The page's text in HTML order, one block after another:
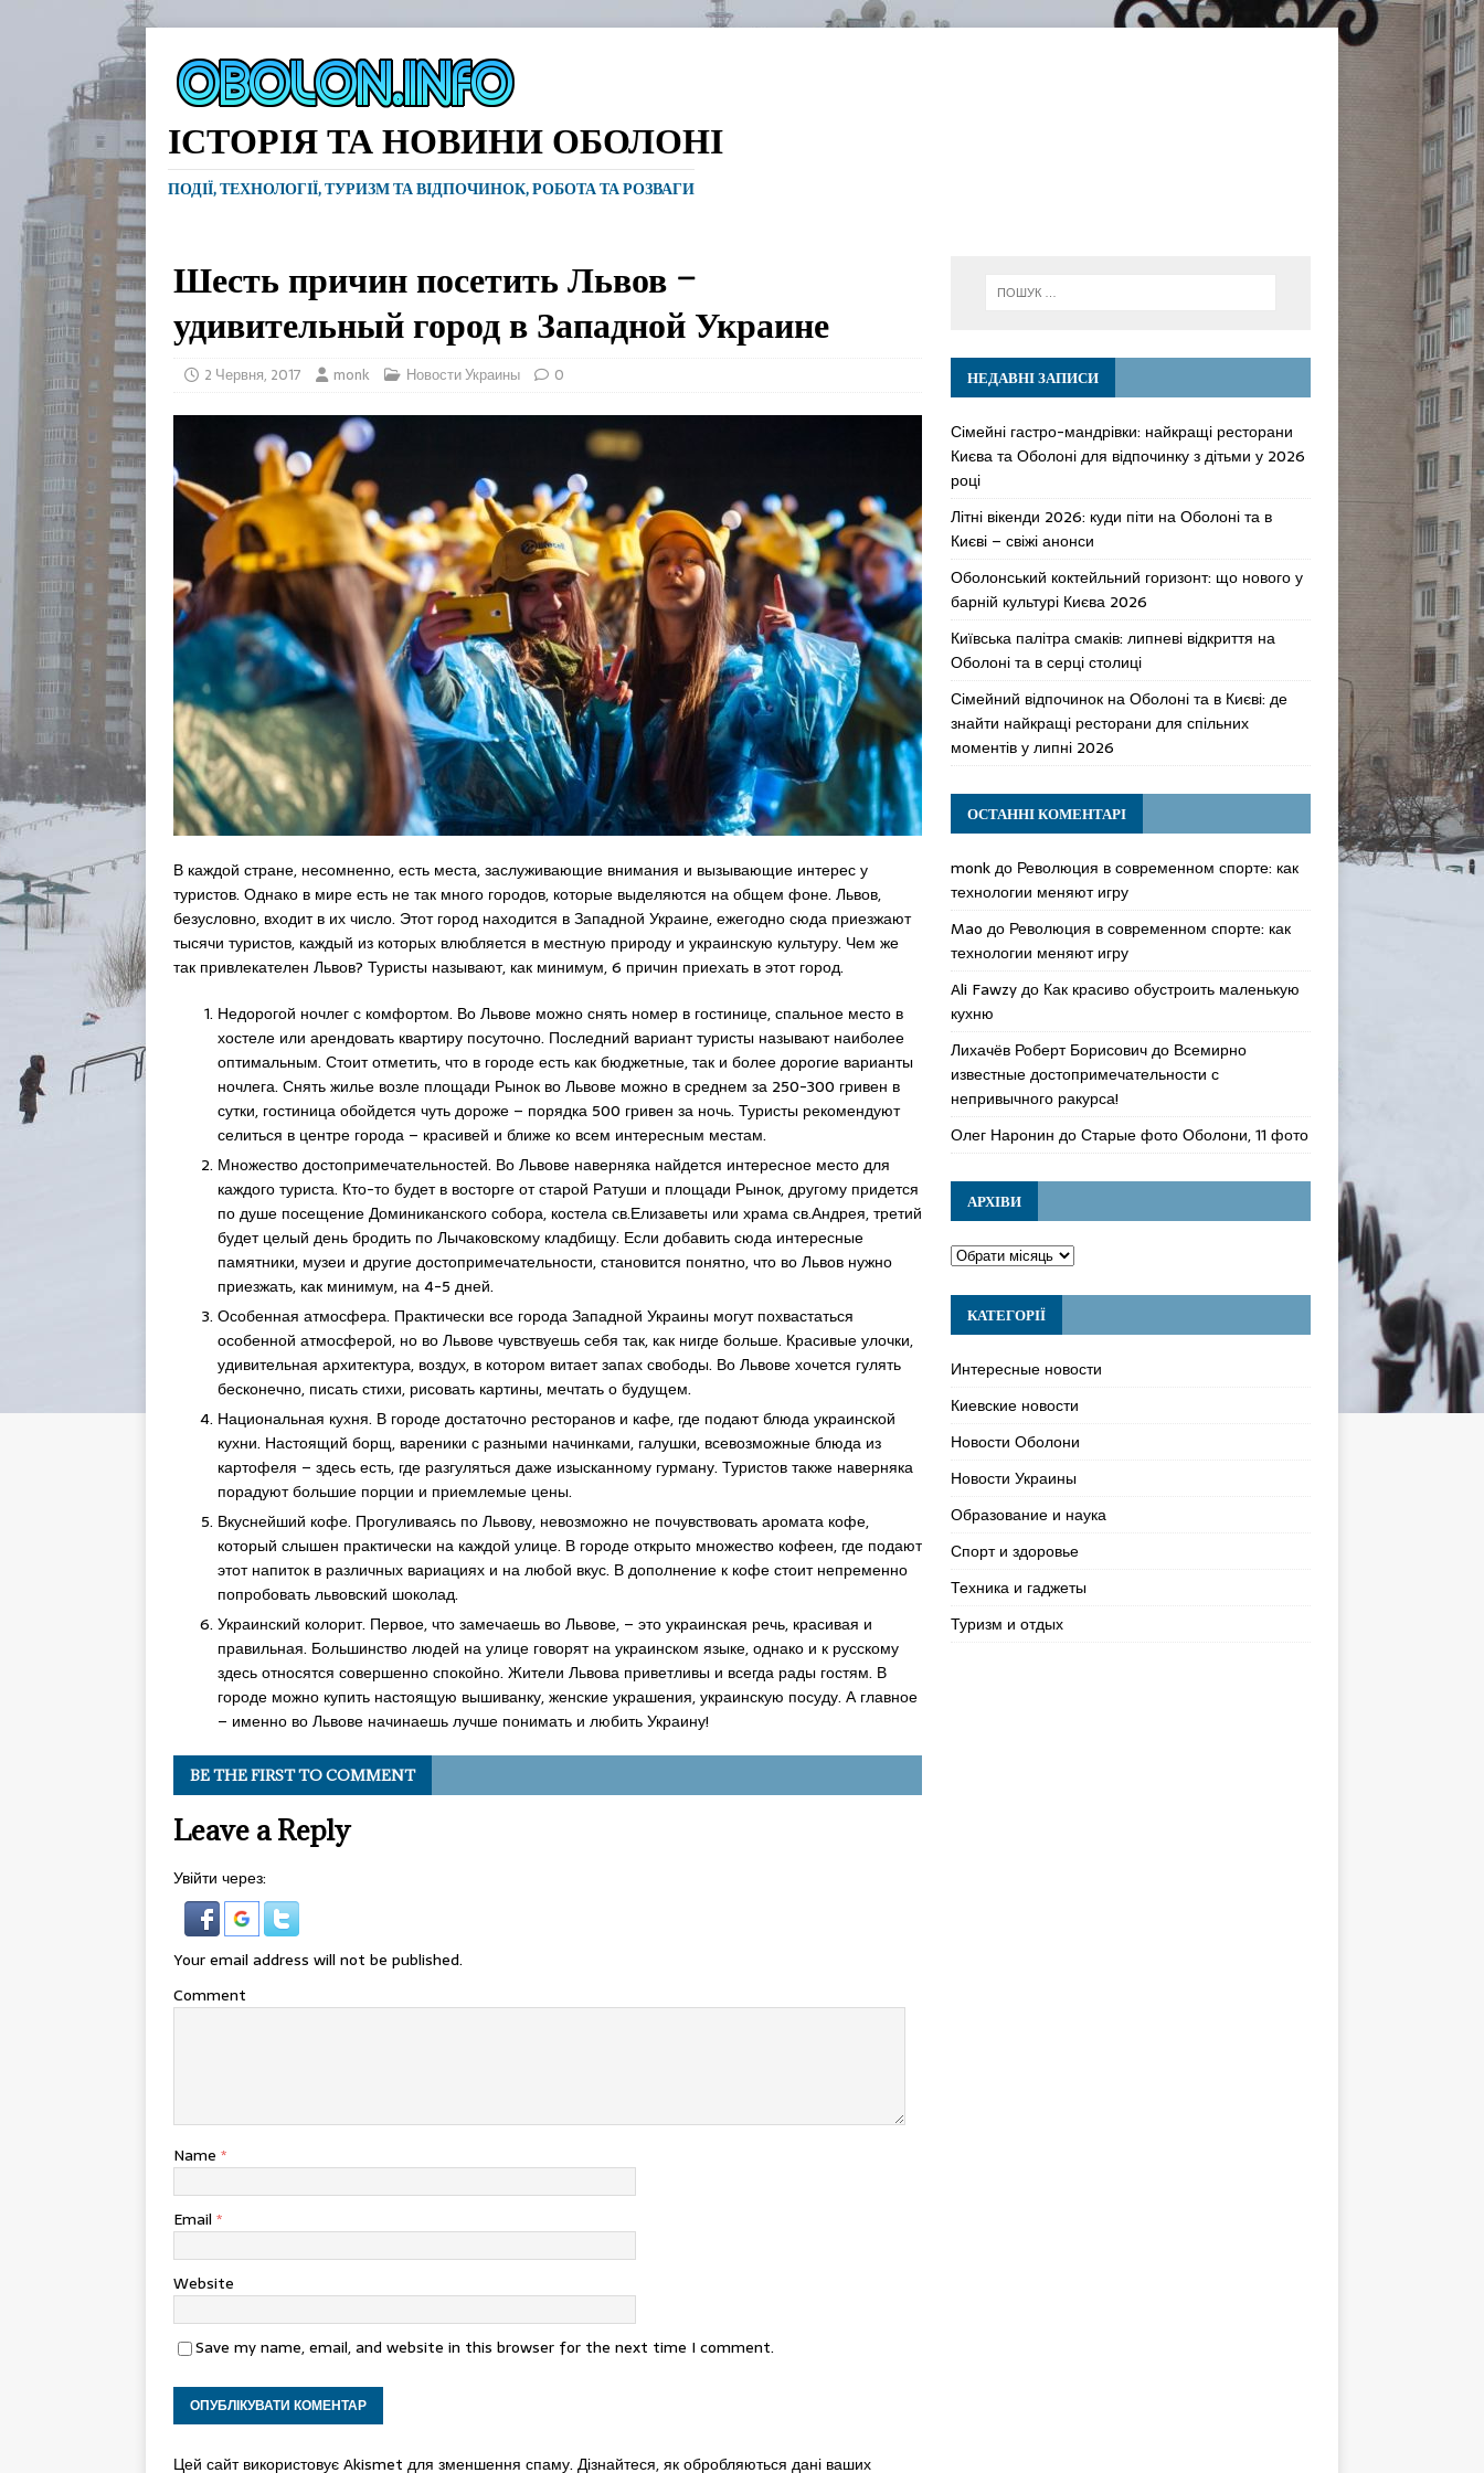
ІСТОРІЯ ТА НОВИНИ ОБОЛОНІ
ПОДІЇ, ТЕХНОЛОГІЇ, ТУРИЗМ ТА ВІДПОЧИНОК, РОБОТА ТА РОЗВАГИ
Шесть причин посетить Львов –
удивительный город в Западной Украине
2 Червня, 2017 monk Новости Украины 0
В каждой стране, несомненно, есть места, заслуживающие внимания и вызывающие интерес у
туристов. Однако в мире есть не так много городов, которые выделяются на общем фоне. Львов,
безусловно, входит в их число. Этот город находится в Западной Украине, ежегодно сюда приезжают
тысячи туристов, каждый из которых влюбляется в местную природу и украинскую культуру. Чем же
так привлекателен Львов? Туристы называют, как минимум, 6 причин приехать в этот город.
Недорогой ночлег с комфортом. Во Львове можно снять номер в гостинице, спальное место в
хостеле или арендовать квартиру посуточно. Последний вариант туристы называют наиболее
оптимальным. Стоит отметить, что в городе есть как бюджетные, так и более дорогие варианты
ночлега. Снять жилье возле площади Рынок во Львове можно в среднем за 250-300 гривен в
сутки, гостиница обойдется чуть дороже – порядка 500 гривен за ночь. Туристы рекомендуют
селиться в центре города – красивей и ближе ко всем интересным местам.
Множество достопримечательностей. Во Львове наверняка найдется интересное место для
каждого туриста. Кто-то будет в восторге от старой Ратуши и площади Рынок, другому придется
по душе посещение Доминиканского собора, костела св.Елизаветы или храма св.Андрея, третий
будет целый день бродить по Лычаковскому кладбищу. Если добавить сюда интересные
памятники, музеи и другие достопримечательности, становится понятно, что во Львов нужно
приезжать, как минимум, на 4-5 дней.
Особенная атмосфера. Практически все города Западной Украины могут похвастаться
особенной атмосферой, но во Львове чувствуешь себя так, как нигде больше. Красивые улочки,
удивительная архитектура, воздух, в котором витает запах свободы. Во Львове хочется гулять
бесконечно, писать стихи, рисовать картины, мечтать о будущем.
Национальная кухня. В городе достаточно ресторанов и кафе, где подают блюда украинской
кухни. Настоящий борщ, вареники с разными начинками, галушки, всевозможные блюда из
картофеля – здесь есть, где разгуляться даже изысканному гурману. Туристов также наверняка
порадуют большие порции и приемлемые цены.
Вкуснейший кофе. Прогуливаясь по Львову, невозможно не почувствовать аромата кофе,
который слышен практически на каждой улице. В городе открыто множество кофеен, где подают
этот напиток в различных вариациях и на любой вкус. В дополнение к кофе стоит непременно
попробовать львовский шоколад.
Украинский колорит. Первое, что замечаешь во Львове, – это украинская речь, красивая и
правильная. Большинство людей на улице говорят на украинском языке, однако и к русскому
здесь относятся совершенно спокойно. Жители Львова приветливы и всегда рады гостям. В
городе можно купить настоящую вышиванку, женские украшения, украинскую посуду. А главное
– именно во Львове начинаешь лучше понимать и любить Украину!
BE THE FIRST TO COMMENT
Leave a Reply
Увійти через:
Your email address will not be published.
Comment
Name *
Email *
Website
Save my name, email, and website in this browser for the next time I comment.
Цей сайт використовує Akismet для зменшення спаму. Дізнайтеся, як обробляються дані ваших
НЕДАВНІ ЗАПИСИ
Сімейні гастро-мандрівки: найкращі ресторани
Києва та Оболоні для відпочинку з дітьми у 2026
році
Літні вікенди 2026: куди піти на Оболоні та в
Києві – свіжі анонси
Оболонський коктейльний горизонт: що нового у
барній культурі Києва 2026
Київська палітра смаків: липневі відкриття на
Оболоні та в серці столиці
Сімейний відпочинок на Оболоні та в Києві: де
знайти найкращі ресторани для спільних
моментів у липні 2026
ОСТАННІ КОМЕНТАРІ
monkдо Революция в современном спорте: как
технологии меняют игру
Mao до Революция в современном спорте: как
технологии меняют игру
Ali Fawzyдо Как красиво обустроить маленькую
кухню
Лихачёв Роберт Борисовичдо Всемирно
известные достопримечательности с
непривычного ракурса!
Олег Наронин доСтарые фото Оболони, 11 фото
АРХІВИ
КАТЕГОРІЇ
Интересные новости
Киевские новости
Новости Оболони
Новости Украины
Образование и наука
Спорт и здоровье
Техника и гаджеты
Туризм и отдых